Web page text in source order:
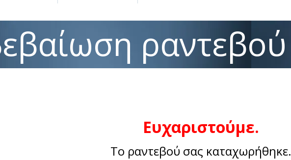
ραντεβού
Ευχαριστούμε.
Το ραντεβού σας καταχωρήθηκε.